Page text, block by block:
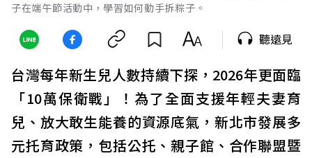
子在端午節活動中，學習如何動手拆粽子。
聽遠見
台灣每年新生兒人數持續下探，2026年更面臨
「10萬保衛戰」！為了全面支援年輕夫妻育
兒、放大敢生能養的資源底氣，新北市發展多
元托育政策，包括公托、親子館、合作聯盟暨